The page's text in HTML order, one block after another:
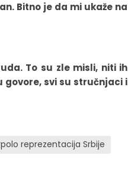
Bitno je da mi ukaže na
To su zle misli, niti ih
govore, svi su stručnjaci i
reprezentacija Srbije